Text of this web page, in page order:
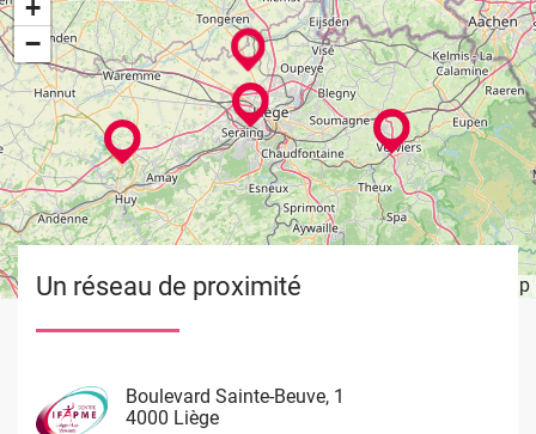
+
−
OpenStreetMap
Un réseau de proximité
Image
Boulevard Sainte-Beuve, 1
4000 Liège
Image
Rue de Limbourg, 37
4800 Verviers
Image
Rue du Château Massart, 70
4000 Liège
Image
Waremme 101
4530 Villers Le Bouillet